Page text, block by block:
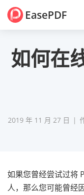
EasePDF
如何在
2019 年 11 月 27 日
如果您曾经尝试过将
人，那么您可能曾经